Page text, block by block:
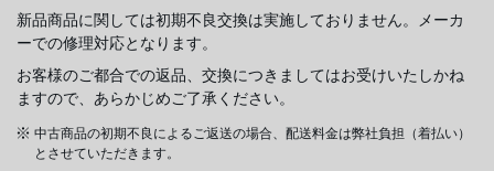
新品商品に関しては初期不良交換は実施しておりません。メーカ
ーでの修理対応となります。
お客様のご都合での返品、交換につきましてはお受けいたしかね
ますので、あらかじめご了承ください。
中古商品の初期不良によるご返送の場合、配送料金は弊社負担（着払い）
とさせていただきます。